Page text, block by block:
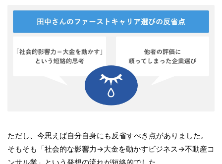
ただし、今思えば自分自身にも反省すべき点がありました。
そもそも「社会的な影響力→大金を動かすビジネス→不動産コ